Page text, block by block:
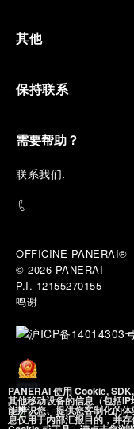
其他
保持联系
需要帮助？
联系我们.
OFFICINE PANERAI®
© 2026 PANERAI
P.I. 12155270155
鸣谢
PANERAI 使用 Cookie,
其他移动设备的信息（包括
能辨识您、提供您客制化的
息仅用于内部汇报目的，并